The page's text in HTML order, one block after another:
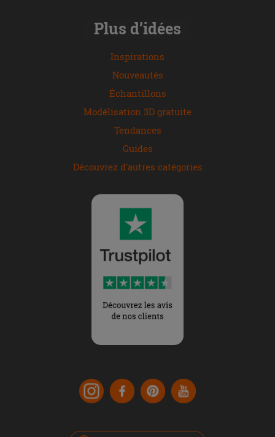
Plus d’idées
Inspirations
Nouveautés
Échantillons
Modélisation 3D gratuite
Tendances
Guides
Découvrez d'autres catégories